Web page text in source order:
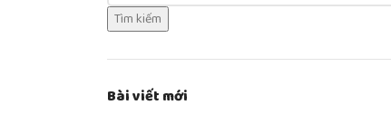
Tìm kiếm
Bài viết mới